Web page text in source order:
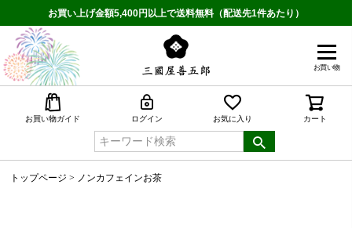
お買い上げ金額5,400円以上で送料無料（配送先1件あたり）
お買い物
お買い物ガイド ログイン お気に入り カート
トップページ ノンカフェインお茶